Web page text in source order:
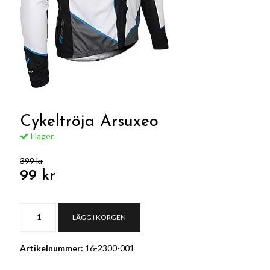
Cykeltröja Arsuxeo
I lager.
399 kr
99 kr
LÄGG I KORGEN
Artikelnummer: 16-2300-001